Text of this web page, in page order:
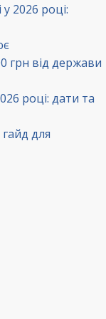
2026 році:
грн від держави
році: дати та
для